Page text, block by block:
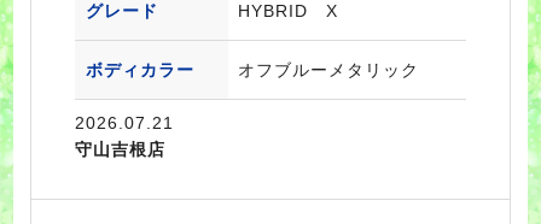
グレード HYBRID X
ボディカラー オフブルーメタリック
2026.07.21
守山吉根店